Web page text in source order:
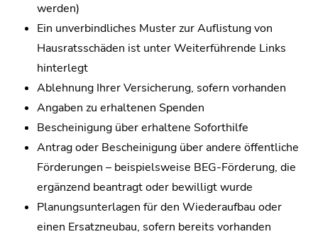
werden)
Ein unverbindliches Muster zur Auflistung von
Hausratsschäden ist unter Weiterführende Links
hinterlegt
Ablehnung Ihrer Versicherung, sofern vorhanden
Angaben zu erhaltenen Spenden
Bescheinigung über erhaltene Soforthilfe
Antrag oder Bescheinigung über andere öffentliche
Förderungen – beispielsweise BEG-Förderung, die
ergänzend beantragt oder bewilligt wurde
Planungsunterlagen für den Wiederaufbau oder
einen Ersatzneubau, sofern bereits vorhanden